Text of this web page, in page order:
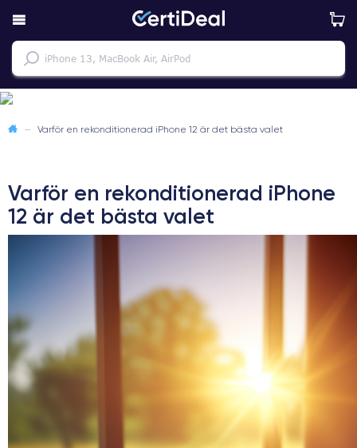
— Varför en rekonditionerad iPhone 12 är det bästa valet
Varför en rekonditionerad iPhone
12 är det bästa valet